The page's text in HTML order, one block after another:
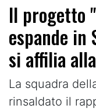
Il progetto
espande in
si affilia
La squadra
rinsaldato il